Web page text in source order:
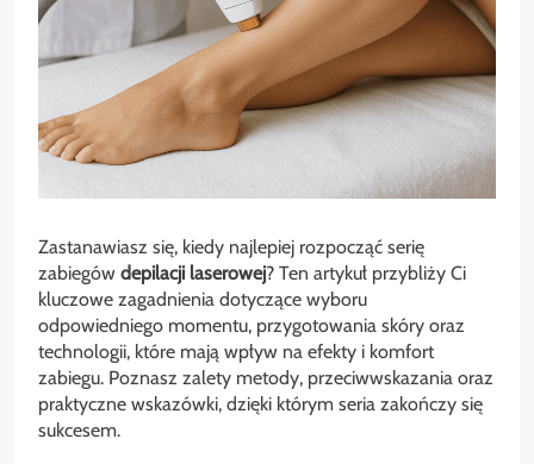
Zastanawiasz się, kiedy najlepiej rozpocząć serię
zabiegów depilacji laserowej? Ten artykuł przybliży Ci
kluczowe zagadnienia dotyczące wyboru
odpowiedniego momentu, przygotowania skóry oraz
technologii, które mają wpływ na efekty i komfort
zabiegu. Poznasz zalety metody, przeciwwskazania oraz
praktyczne wskazówki, dzięki którym seria zakończy się
sukcesem.